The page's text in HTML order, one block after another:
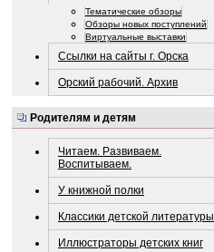
Тематические обзоры
Обзоры новых поступлений
Виртуальные выставки
Ссылки на сайты г. Орска
Орский рабочий. Архив
Родителям и детям
Читаем. Развиваем.
Воспитываем.
У книжной полки
Классики детской литературы
Иллюстраторы детских книг